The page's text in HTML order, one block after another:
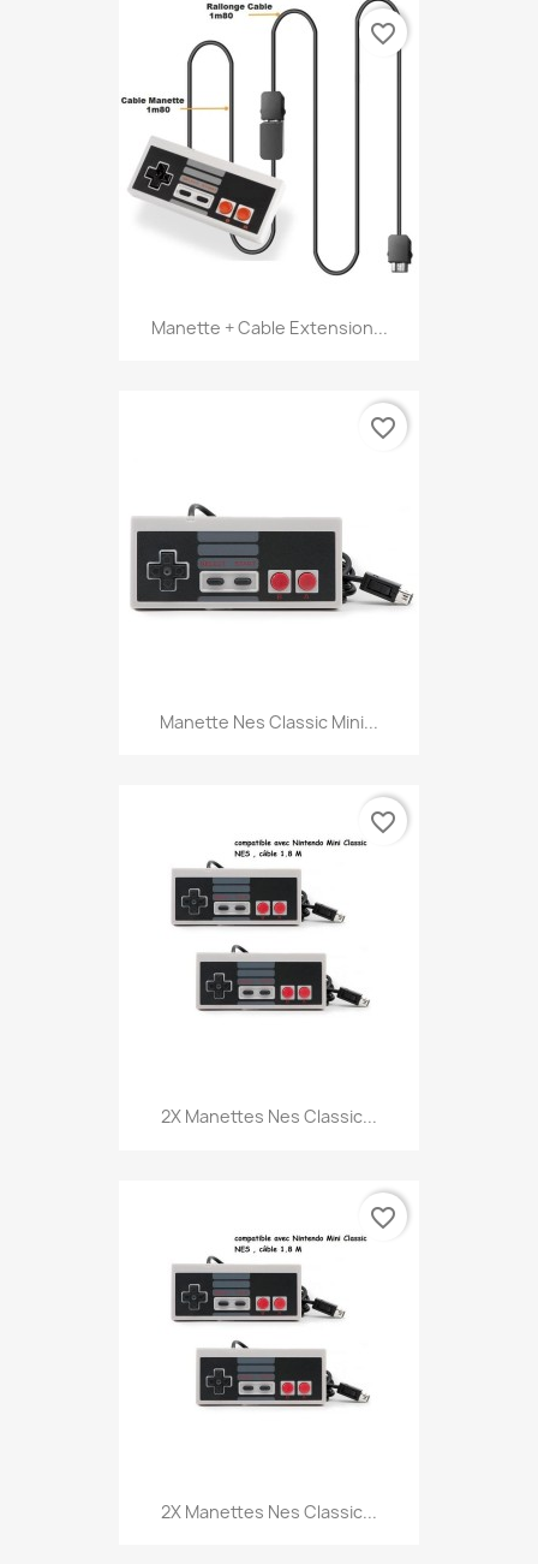
Manette + Cable Extension...
favorite_border
Manette Nes Classic Mini...
favorite_border
2X Manettes Nes Classic...
favorite_border
2X Manettes Nes Classic...
favorite_border